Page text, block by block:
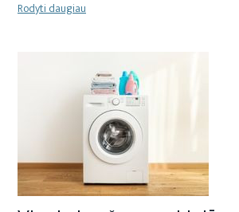
Rodyti daugiau